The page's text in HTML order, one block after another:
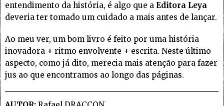
entendimento da história, é algo que a Editora Leya
deveria ter tomado um cuidado a mais antes de lançar.
Ao meu ver, um bom livro é feito por uma história
inovadora + ritmo envolvente + escrita. Neste último
aspecto, como já dito, merecia mais atenção para fazer
jus ao que encontramos ao longo das páginas.